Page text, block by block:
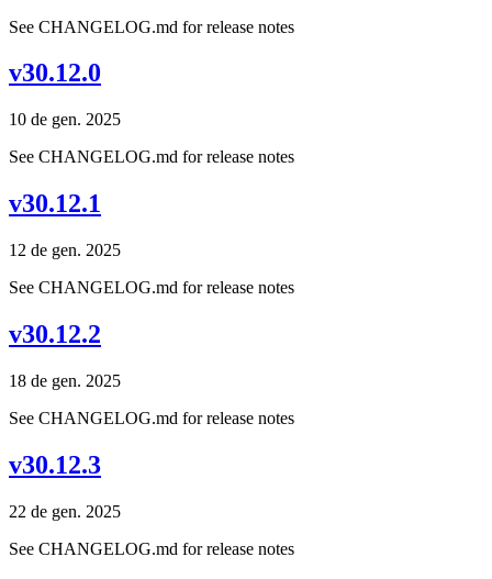
See CHANGELOG.md for release notes
v30.12.0
10 de gen. 2025
See CHANGELOG.md for release notes
v30.12.1
12 de gen. 2025
See CHANGELOG.md for release notes
v30.12.2
18 de gen. 2025
See CHANGELOG.md for release notes
v30.12.3
22 de gen. 2025
See CHANGELOG.md for release notes